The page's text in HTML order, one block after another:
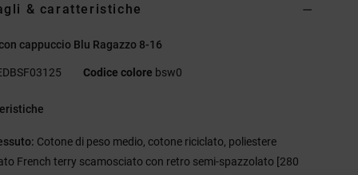
& caratteristiche
cappuccio Blu Ragazzo 8-16
Codice colore bsw0
Cotone di peso medio, cotone riciclato, poliestere
French terry scamosciato con retro semi-spazzolato [280